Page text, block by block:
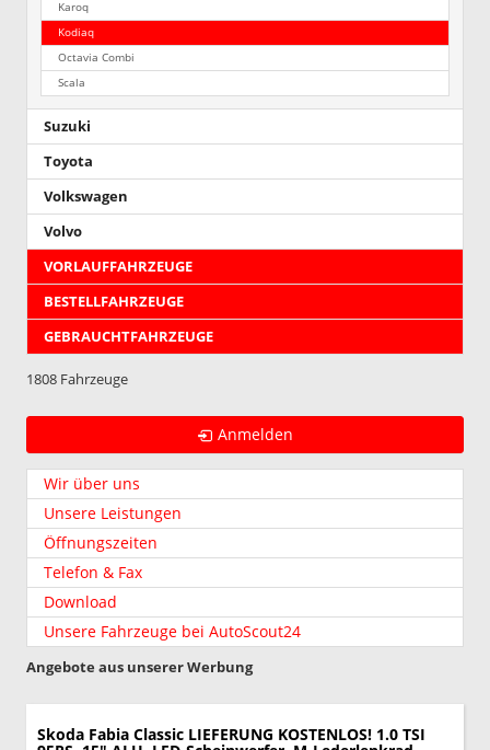
Karoq
Kodiaq
Octavia Combi
Scala
Suzuki
Toyota
Volkswagen
Volvo
VORLAUFFAHRZEUGE
BESTELLFAHRZEUGE
GEBRAUCHTFAHRZEUGE
1808 Fahrzeuge
Anmelden
Wir über uns
Unsere Leistungen
Öffnungszeiten
Telefon & Fax
Download
Unsere Fahrzeuge bei AutoScout24
Angebote aus unserer Werbung
Skoda Fabia Classic LIEFERUNG KOSTENLOS! 1.0 TSI